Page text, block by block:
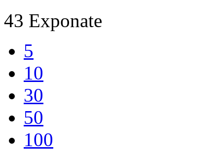
43 Exponate
5
10
30
50
100